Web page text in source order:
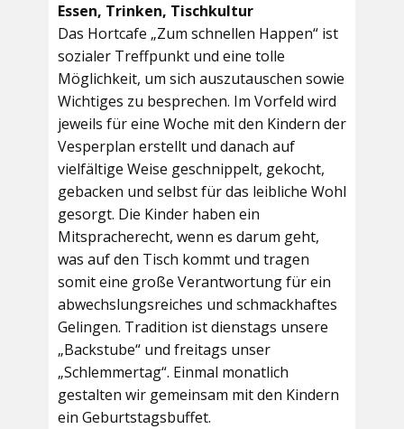
Essen, Trinken, Tischkultur
Das Hortcafe „Zum schnellen Happen“ ist
sozialer Treffpunkt und eine tolle
Möglichkeit, um sich auszutauschen sowie
Wichtiges zu besprechen. Im Vorfeld wird
jeweils für eine Woche mit den Kindern der
Vesperplan erstellt und danach auf
vielfältige Weise geschnippelt, gekocht,
gebacken und selbst für das leibliche Wohl
gesorgt. Die Kinder haben ein
Mitspracherecht, wenn es darum geht,
was auf den Tisch kommt und tragen
somit eine große Verantwortung für ein
abwechslungsreiches und schmackhaftes
Gelingen. Tradition ist dienstags unsere
„Backstube“ und freitags unser
„Schlemmertag“. Einmal monatlich
gestalten wir gemeinsam mit den Kindern
ein Geburtstagsbuffet.